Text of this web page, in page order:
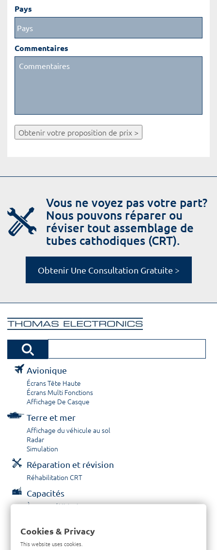
Pays
Commentaires
Obtenir votre proposition de prix >
Vous ne voyez pas votre part?
Nous pouvons réparer ou
réviser tout assemblage de
tubes cathodiques (CRT).
Obtenir Une Consultation Gratuite >
Avionique
Écrans Tête Haute
Écrans Multi Fonctions
Affichage De Casque
Terre et mer
Affichage du véhicule au sol
Radar
Simulation
Réparation et révision
Réhabilitation CRT
Capacités
À propos / Historique
Contactez nous
Cookies & Privacy
This website uses cookies.